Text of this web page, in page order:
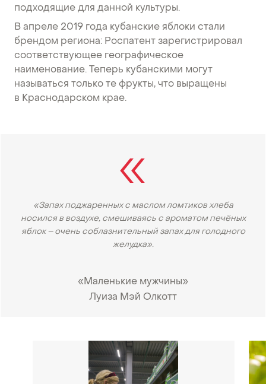
подходящие для данной культуры.
В апреле 2019 года кубанские яблоки стали
брендом региона: Роспатент зарегистрировал
соответствующее географическое
наименование. Теперь кубанскими могут
называться только те фрукты, что выращены
в Краснодарском крае.
«Запах поджаренных с маслом ломтиков хлеба
носился в воздухе, смешиваясь с ароматом печёных
яблок – очень соблазнительный запах для голодного
желудка».
«Маленькие мужчины»
•
Луиза Мэй Олкотт